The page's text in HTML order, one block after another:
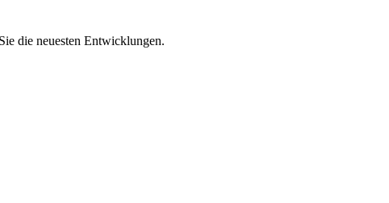
die neuesten Entwicklungen.